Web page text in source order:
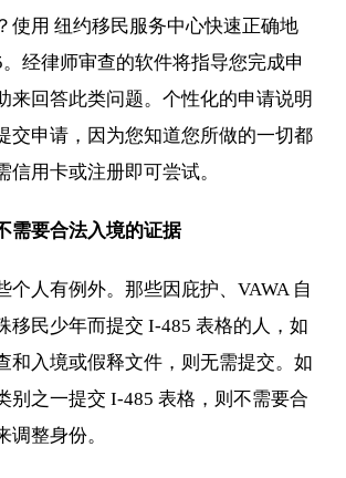
使用 纽约移民服务中心快速正确地
经律师审查的软件将指导您完成申
来回答此类问题。个性化的申请说明
交申请，因为您知道您所做的一切都
信用卡或注册即可尝试。
需要合法入境的证据
个人有例外。那些因庇护、VAWA 自
移民少年而提交 I-485 表格的人，如
和入境或假释文件，则无需提交。如
别之一提交 I-485 表格，则不需要合
调整身份。